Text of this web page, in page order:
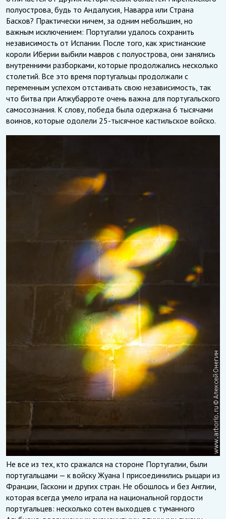
полуострова, будь то Андалусия, Наварра или Страна
Басков? Практически ничем, за одним небольшим, но
важным исключением: Португалии удалось сохранить
независимость от Испании. После того, как христианские
короли Иберии выбили мавров с полуострова, они занялись
внутренними разборками, которые продолжались несколько
столетий. Все это время португальцы продолжали с
переменным успехом отстаивать свою независимость, так
что битва при Алжубарроте очень важна для португальского
самосознания. К слову, победа была одержана 6 тысячами
воинов, которые одолели 25-тысячное кастильское войско.
Не все из тех, кто сражался на стороне Португалии, были
португальцами — к войску Жуана I присоединились рыцари из
Франции, Гаскони и других стран. Не обошлось и без Англии,
которая всегда умело играла на национальной гордости
португальцев: несколько сотен выходцев с туманного